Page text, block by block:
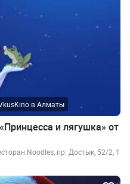
в Алматы
и лягушка» от
Noodles, пр. Достык, 52/2, 1